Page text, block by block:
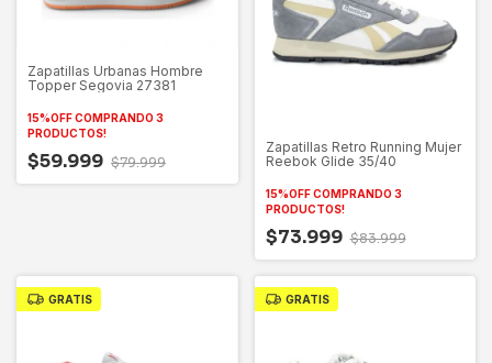
Zapatillas Urbanas Hombre
Topper Segovia 27381
15%OFF COMPRANDO 3
PRODUCTOS!
$59.999 $79.999
Zapatillas Retro Running Mujer
Reebok Glide 35/40
15%OFF COMPRANDO 3
PRODUCTOS!
$73.999 $83.999
GRATIS GRATIS